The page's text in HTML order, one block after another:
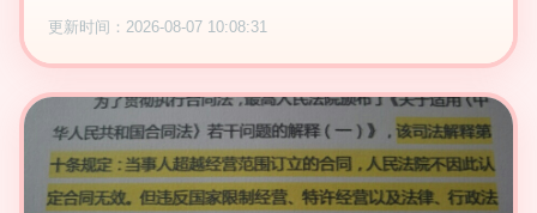
更新时间：2026-08-07 10:08:31